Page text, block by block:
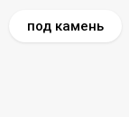
под камень